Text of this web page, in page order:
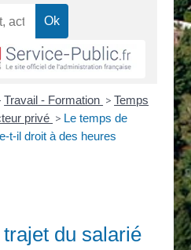
Travail - Formation > Temps
privé > Le temps de
t-il droit à des heures
du salarié